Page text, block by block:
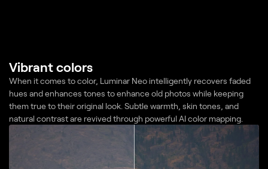
Vibrant colors
When it comes to color, Luminar Neo intelligently recovers faded
hues and enhances tones to enhance old photos while keeping
them true to their original look. Subtle warmth, skin tones, and
natural contrast are revived through powerful AI color mapping.